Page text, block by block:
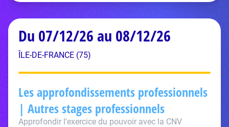
Du 07/12/26 au 08/12/26
ÎLE-DE-FRANCE (75)
Les approfondissements professionnels
| Autres stages professionnels
Approfondir l'exercice du pouvoir avec la CNV